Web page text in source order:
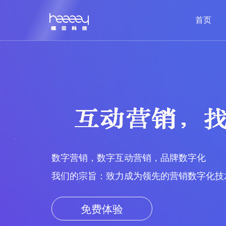
首页
数字营销，数字互动营销，品牌数字化
我们的宗旨：致力成为领先的营销数字化
免费体验